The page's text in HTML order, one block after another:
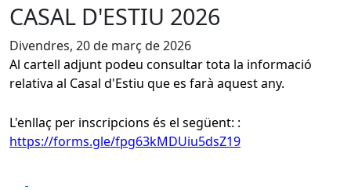
CASAL D'ESTIU 2026
Divendres, 20 de març de 2026
Al cartell adjunt podeu consultar tota la informació
relativa al Casal d'Estiu que es farà aquest any.
L'enllaç per inscripcions és el següent: :
https://forms.gle/fpg63kMDUiu5dsZ19